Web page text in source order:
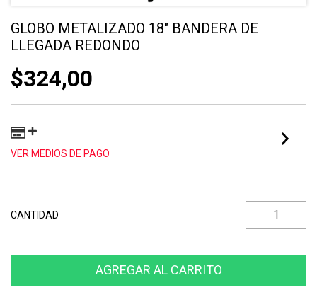
GLOBO METALIZADO 18" BANDERA DE
LLEGADA REDONDO
$324,00
VER MEDIOS DE PAGO
CANTIDAD